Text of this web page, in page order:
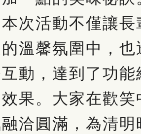
活動不僅讓長
溫馨氛圍中，
互動，達到了功
果。大家在歡
洽圓滿，為清